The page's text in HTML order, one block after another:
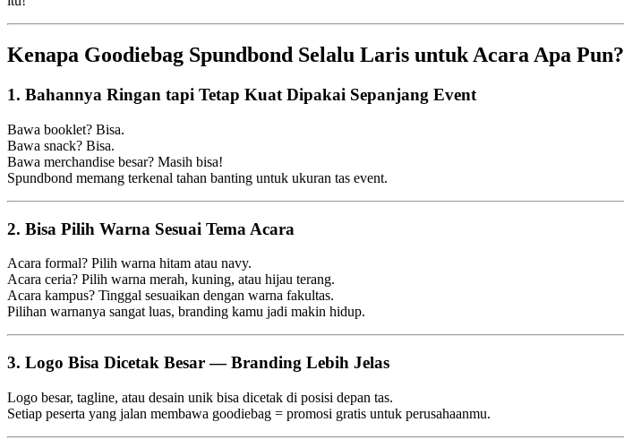
Kenapa Goodiebag Spundbond Selalu Laris untuk Acara Apa Pun?
1. Bahannya Ringan tapi Tetap Kuat Dipakai Sepanjang Event
Bawa booklet? Bisa.
Bawa snack? Bisa.
Bawa merchandise besar? Masih bisa!
Spundbond memang terkenal tahan banting untuk ukuran tas event.
2. Bisa Pilih Warna Sesuai Tema Acara
Acara formal? Pilih warna hitam atau navy.
Acara ceria? Pilih warna merah, kuning, atau hijau terang.
Acara kampus? Tinggal sesuaikan dengan warna fakultas.
Pilihan warnanya sangat luas, branding kamu jadi makin hidup.
3. Logo Bisa Dicetak Besar — Branding Lebih Jelas
Logo besar, tagline, atau desain unik bisa dicetak di posisi depan tas.
Setiap peserta yang jalan membawa goodiebag = promosi gratis untuk perusahaanmu.